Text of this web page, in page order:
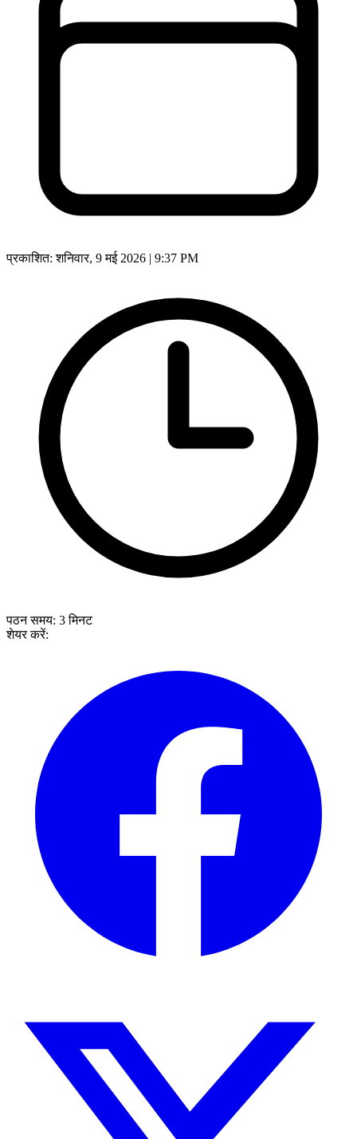
प्रकाशित:शनिवार, 9 मई 2026 | 9:37 PM
पठन समय: 3मिनट
शेयर करें: